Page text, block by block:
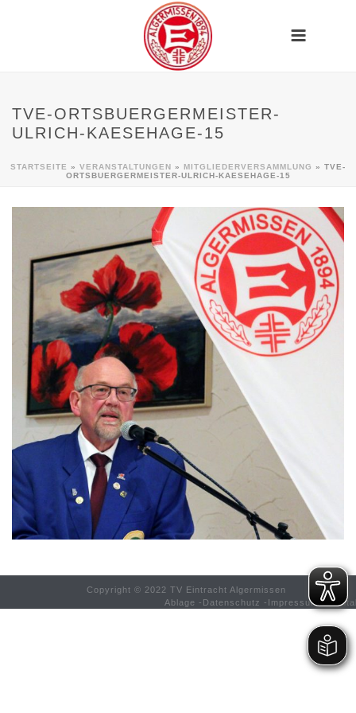
TVE-ORTSBUERGERMEISTER-
ULRICH-KAESEHAGE-15
STARTSEITE » VERANSTALTUNGEN » MITGLIEDERVERSAMMLUNG » TVE-
ORTSBUERGERMEISTER-ULRICH-KAESEHAGE-15
Copyright © 2022 TV Eintracht Algermissen
Ablage - Datenschutz - Impressum -